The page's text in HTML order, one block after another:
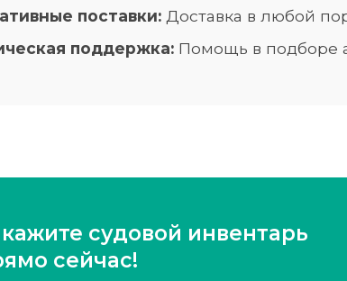
поставки:Доставка в любой
поддержка:Помощь в подборе
судовой инвентарь
сейчас!